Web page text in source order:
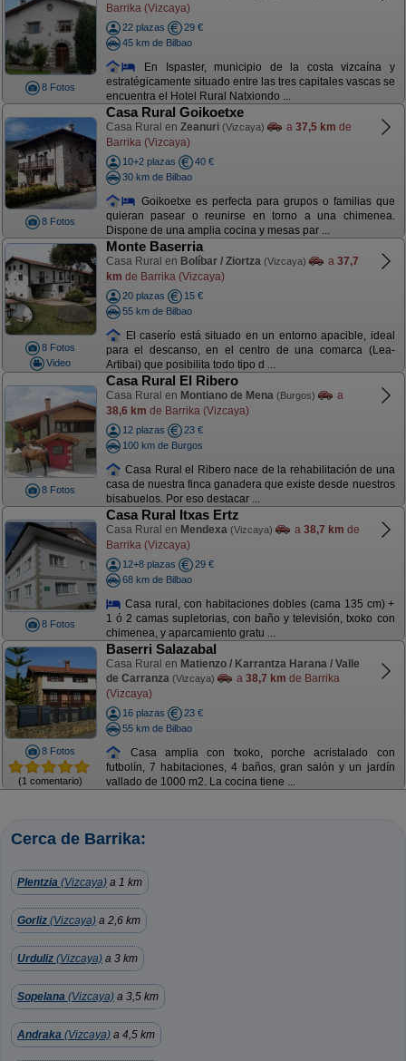
8 Fotos
Barrika (Vizcaya)
22 plazas
29 €
45 km de Bilbao
En Ispaster, municipio de la costa vizcaína y
estratégicamente situado entre las tres capitales vascas se
encuentra el Hotel Rural Natxiondo ...
8 Fotos
Casa Rural Goikoetxe
Casa Rural en Zeanuri (Vizcaya) a 37,5 km de
Barrika (Vizcaya)
10+2 plazas
40 €
30 km de Bilbao
Goikoetxe es perfecta para grupos o familias que
quieran pasear o reunirse en torno a una chimenea.
Dispone de una amplia cocina y mesas par ...
8 Fotos
Video
Monte Baserria
Casa Rural en Bolíbar / Ziortza (Vizcaya) a 37,7
km de Barrika (Vizcaya)
20 plazas
15 €
55 km de Bilbao
El caserío está situado en un entorno apacible, ideal
para el descanso, en el centro de una comarca (Lea-
Artibai) que posibilita todo tipo d ...
8 Fotos
Casa Rural El Ribero
Casa Rural en Montiano de Mena (Burgos)
a
38,6 km de Barrika (Vizcaya)
12 plazas
23 €
100 km de Burgos
Casa Rural el Ribero nace de la rehabilitación de una
casa de nuestra finca ganadera que existe desde nuestros
bisabuelos. Por eso destacar ...
8 Fotos
Casa Rural Itxas Ertz
Casa Rural en Mendexa (Vizcaya) a 38,7 km de
Barrika (Vizcaya)
12+8 plazas
29 €
68 km de Bilbao
Casa rural, con habitaciones dobles (cama 135 cm) +
1 ó 2 camas supletorias, con baño y televisión, txoko con
chimenea, y aparcamiento gratu ...
8 Fotos
(1 comentario)
Baserri Salazabal
Casa Rural en Matienzo / Karrantza Harana / Valle
de Carranza (Vizcaya) a 38,7 km de Barrika
(Vizcaya)
16 plazas
23 €
55 km de Bilbao
Casa amplia con txoko, porche acristalado con
futbolín, 7 habitaciones, 4 baños, gran salón y un jardín
vallado de 1000 m2. La cocina tiene ...
Cerca de Barrika:
Plentzia (Vizcaya) a 1 km
Gorliz (Vizcaya) a 2,6 km
Urduliz (Vizcaya) a 3 km
Sopelana (Vizcaya) a 3,5 km
Andraka (Vizcaya) a 4,5 km